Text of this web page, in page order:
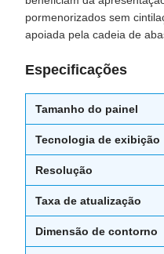
pormenorizados sem
apoiada pela cadeia de
Especificações
Tamanho do painel
Tecnologia de exibição
Resolução
Taxa de atualização
Dimensão de contorno